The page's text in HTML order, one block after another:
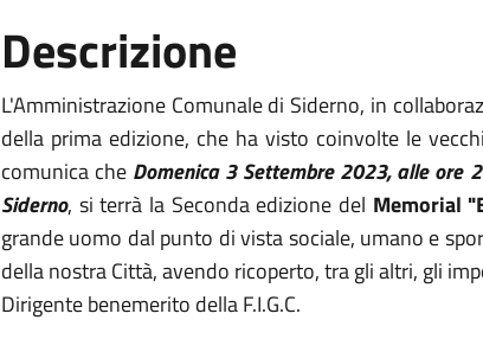
Descrizione
L'Amministrazione Comunale di Siderno, in
della prima edizione, che ha visto coinvolte le
comunica che Domenica 3 Settembre 2023, alle ore
Siderno, si terrà la Seconda edizione del Memorial
grande uomo dal punto di vista sociale, umano e
della nostra Città, avendo ricoperto, tra gli altri, gli
Dirigente benemerito della F.I.G.C.